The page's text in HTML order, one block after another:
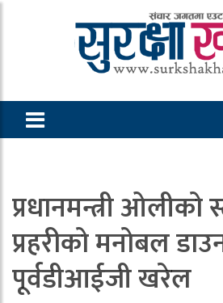
प्रधानमन्त्री ओलीको
प्रहरीको मनोबल
पूर्वडीआईजी खरेल